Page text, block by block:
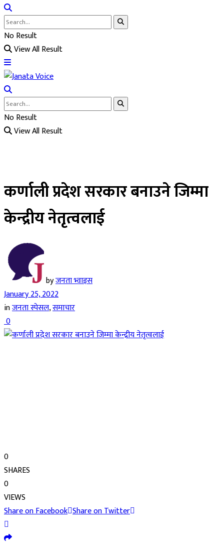
No Result
View All Result
No Result
View All Result
कर्णाली प्रदेश सरकार बनाउने जिम्मा
केन्द्रीय नेतृत्वलाई
byजनता भ्वाइस
January 25, 2022
inजनता स्पेसल,समाचार
0
0
SHARES
0
VIEWS
Share on Facebook Share on Twitter